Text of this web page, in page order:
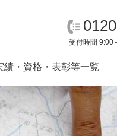
受付時間 9:00
績・資格・表彰等一覧